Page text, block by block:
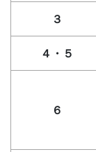
３
４・５
６